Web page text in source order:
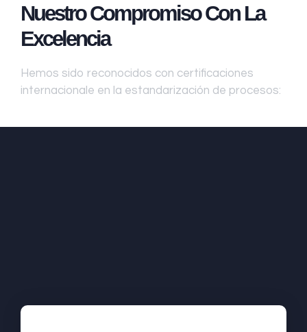
Nuestro Compromiso Con La
Excelencia
Hemos sido reconocidos con certificaciones
internacionale en la estandarización de procesos: